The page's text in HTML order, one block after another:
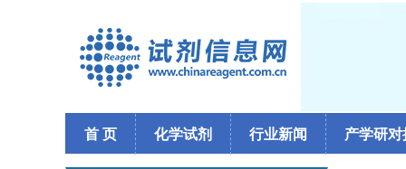
首 页 化学试剂 行业新闻 产学研对